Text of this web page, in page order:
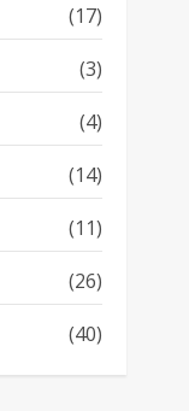
(17)
(3)
(4)
(14)
(11)
(26)
(40)